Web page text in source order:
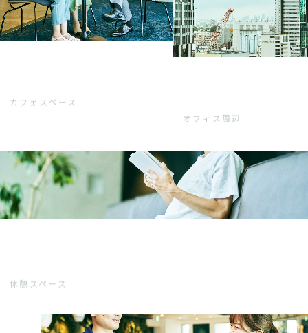
カフェスペース
オフィス周辺
休憩スペース